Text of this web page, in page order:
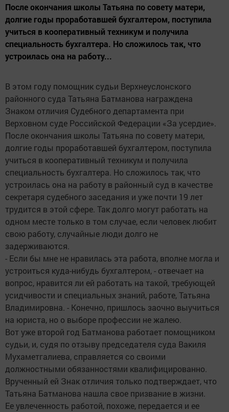
После окончания школы Татьяна по совету матери,
долгие годы проработавшей бухгалтером, поступила
учиться в кооперативный техникум и получила
специальность бухгалтера. Но сложилось так, что
устроилась она на работу...
В этом году помощник судьи Верхнеуслонского
районного суда Татьяна Батманова награждена
Знаком отличия Судебного департамента при
Верховном суде Российской Федерации «За усердие».
После окончания школы Татьяна по совету матери,
долгие годы проработавшей бухгалтером, поступила
учиться в кооперативный техникум и получила
специальность бухгалтера. Но сложилось так, что
устроилась она на работу в районный суд в качестве
секретаря судебного заседания и уже почти 19 лет
трудится в этой сфере. Так долго могут работать на
одном месте только в том случае, если человек любит
свою работу, случайные люди долго не
задерживаются.
- Если бы мне не нравилась эта работа, вполне могла и
устроиться куда-нибудь бухгалтером, - отвечает на
вопрос, нравится ли ей работать на такой, требующей
усидчивости и специальных знаний, работе, Татьяна
Владимировна. - Конечно, пришлось заочно выучиться
на юриста, но о выборе профессии не жалею.
Вот уже второй год Батманова работает помощником
судьи, и, судя по отзыву председателя суда Вакиля
Мухаметгалиева, справляется со своими
должностными обязанностями квалифицированно.
Врученный ей Знак отличия только подтверждает, что
Татьяна Батманова нашла свое призвание в жизни.
Ее увлеченность работой, похоже, передается и ее